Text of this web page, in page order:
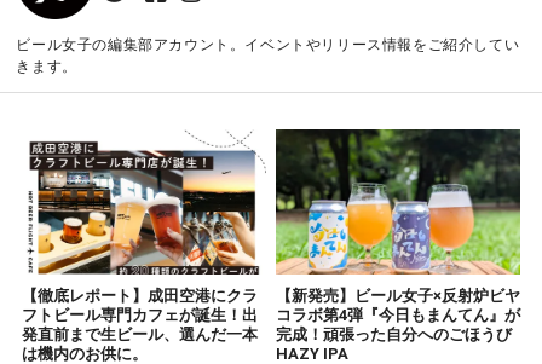
ビール女子の編集部アカウント。イベントやリリース情報をご紹介してい
きます。
【徹底レポート】成田空港にクラ
フトビール専門カフェが誕生！出
発直前まで生ビール、選んだ一本
は機内のお供に。
【新発売】ビール女子×反射炉ビヤ
コラボ第4弾『今日もまんてん』が
完成！頑張った自分へのごほうび
HAZY IPA